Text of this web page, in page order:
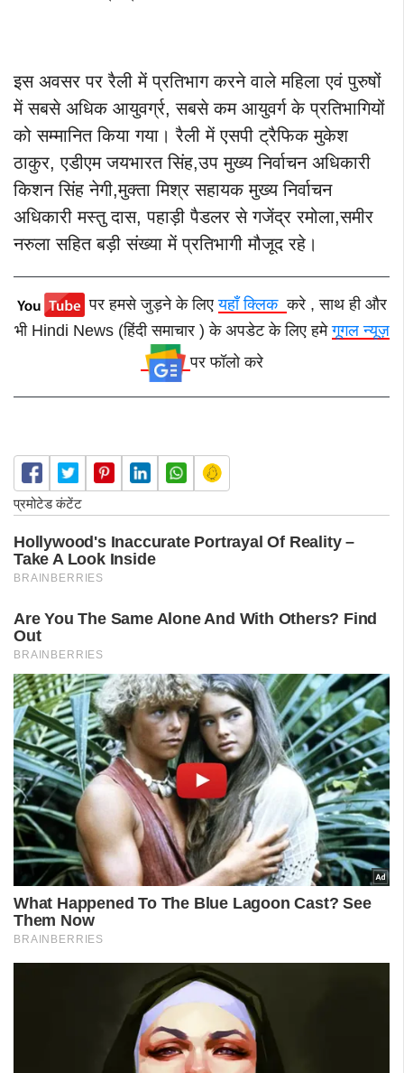
इस अवसर पर रैली में प्रतिभाग करने वाले महिला एवं पुरुषों
में सबसे अधिक आयुवर्ग्र, सबसे कम आयुवर्ग के प्रतिभागियों
को सम्मानित किया गया। रैली में एसपी ट्रैफिक मुकेश
ठाकुर, एडीएम जयभारत सिंह,उप मुख्य निर्वाचन अधिकारी
किशन सिंह नेगी,मुक्ता मिश्र सहायक मुख्य निर्वाचन
अधिकारी मस्तु दास, पहाड़ी पैडलर से गजेंद्र रमोला,समीर
नरुला सहित बड़ी संख्या में प्रतिभागी मौजूद रहे।
पर हमसे जुड़ने के लिएयहाँ क्लिककरे , साथ ही और
भी Hindi News (हिंदी समाचार ) के अपडेट के लिए हमेगूगल न्यूज़
पर फॉलो करे